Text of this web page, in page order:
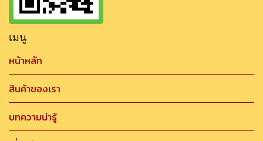
เมนู
หน้าหลัก
สินค้าของเรา
บทความน่ารู้